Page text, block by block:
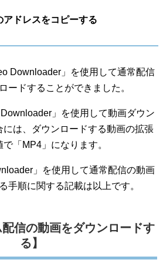
アドレスをコピーする
Downloader」を使用して通常配信
ードすることができました。
」を使用して動画ダウン
には、ダウンロードする動画の拡張
「MP4」になります。
」を使用して通常配信の動画
手順に関する記載は以上です。
信の動画をダウンロードす
る】